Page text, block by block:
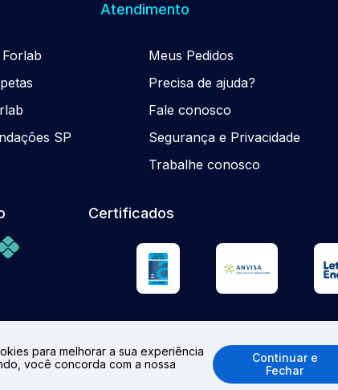
para melhorar a sua experiência
você concorda com a nossa
Continuar e
Fechar
SP
Atendimento
Meus Pedidos
Precisa de ajuda?
Fale conosco
Segurança e Privacidade
Trabalhe conosco
Certificados
Preços e Estoques sujeitos à alteração sem aviso
aceitas: cartões de crédito (Visa, MasterCard, Elo